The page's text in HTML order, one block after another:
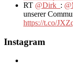
RT @Dirk_ :
unserer
https://t.co/
Instagram